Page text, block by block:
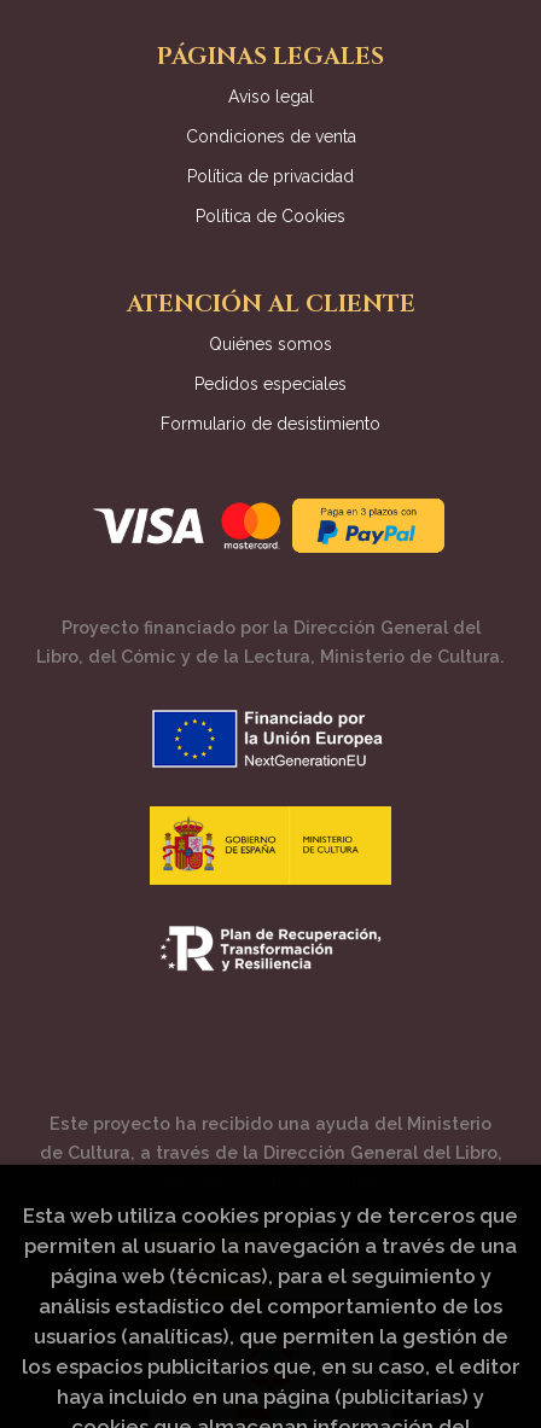
PÁGINAS LEGALES
Aviso legal
Condiciones de venta
Política de privacidad
Política de Cookies
ATENCIÓN AL CLIENTE
Quiénes somos
Pedidos especiales
Formulario de desistimiento
Proyecto financiado por la Dirección General del
Libro, del Cómic y de la Lectura, Ministerio de Cultura.
Este proyecto ha recibido una ayuda del Ministerio
de Cultura, a través de la Dirección General del Libro,
Esta web utiliza cookies propias y de terceros que
permiten al usuario la navegación a través de una
página web (técnicas), para el seguimiento y
análisis estadístico del comportamiento de los
usuarios (analíticas), que permiten la gestión de
los espacios publicitarios que, en su caso, el editor
haya incluido en una página (publicitarias) y